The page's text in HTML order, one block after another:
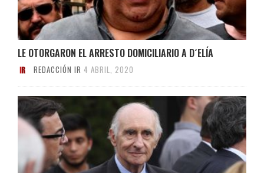
LE OTORGARON EL ARRESTO DOMICILIARIO A D´ELÍA
REDACCIÓN IR 4 ABRIL, 2020